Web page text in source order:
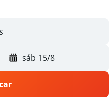
sáb 15/8